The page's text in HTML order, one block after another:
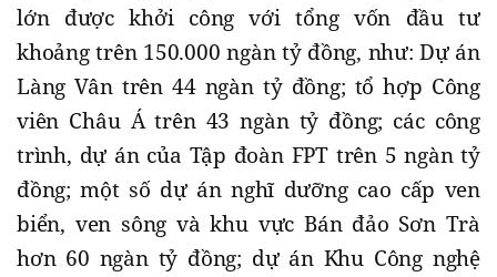
lớn được khởi công với tổng vốn đầu tư
khoảng trên 150.000 ngàn tỷ đồng, như: Dự án
Làng Vân trên 44 ngàn tỷ đồng; tổ hợp Công
viên Châu Á trên 43 ngàn tỷ đồng; các công
trình, dự án của Tập đoàn FPT trên 5 ngàn tỷ
đồng; một số dự án nghĩ dưỡng cao cấp ven
biển, ven sông và khu vực Bán đảo Sơn Trà
hơn 60 ngàn tỷ đồng; dự án Khu Công nghệ